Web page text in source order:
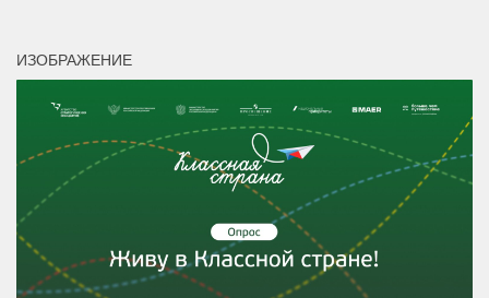
ИЗОБРАЖЕНИЕ